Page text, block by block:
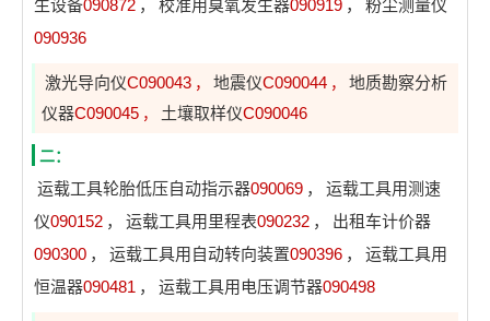
生设备090872 ， 校准用臭氧发生器090919 ，
粉尘测量仪
090936
激光导向仪C090043 ， 地震仪C090044 ，
地质勘察分析
仪器C090045 ， 土壤取样仪C090046
二：
运载工具轮胎低压自动指示器090069 ，
运载工具用测速
仪090152 ， 运载工具用里程表090232 ，
出租车计价器
090300 ， 运载工具用自动转向装置090396 ，
运载工具用
恒温器090481 ， 运载工具用电压调节器090498